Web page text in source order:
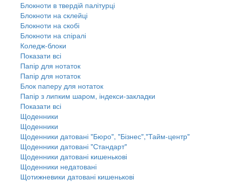
Блокноти в твердій палітурці
Блокноти на склейці
Блокноти на скобі
Блокноти на спіралі
Коледж-блоки
Показати всі
Папір для нотаток
Папір для нотаток
Блок паперу для нотаток
Папір з липким шаром, індекси-закладки
Показати всі
Щоденники
Щоденники
Щоденники датовані "Бюро", "Бізнес","Тайм-центр"
Щоденники датовані "Стандарт"
Щоденники датовані кишенькові
Щоденники недатовані
Щотижневики датовані кишенькові